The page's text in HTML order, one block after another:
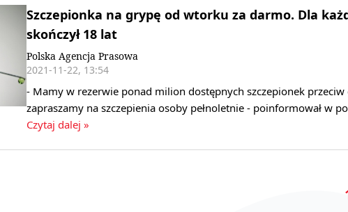
Szczepionka na grypę od wtorku za darmo. Dla
skończył 18 lat
Polska Agencja Prasowa
2021-11-22, 13:54
- Mamy w rezerwie ponad milion dostępnych szczepionek
zapraszamy na szczepienia osoby pełnoletnie - poinformował w
Czytaj dalej »